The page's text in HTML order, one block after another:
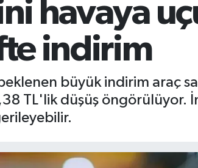
havaya
indirim
büyük indirim araç
TL'lik düşüş öngörülüyor.